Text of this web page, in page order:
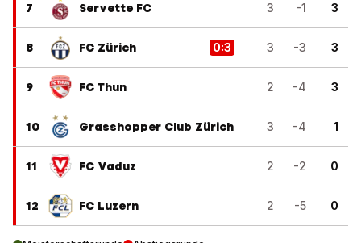
7 Servette FC 3 -1 3
8 FC Zürich 0:3 3 -3 3
9 FC Thun 2 -4 3
10 Grasshopper Club Zürich 3 -4 1
11 FC Vaduz 2 -2 0
12 FC Luzern 2 -5 0